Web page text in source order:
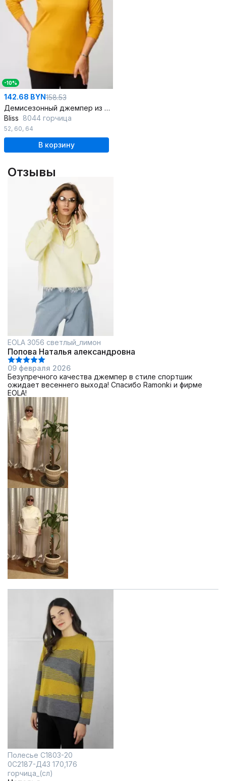
-10%
142.68 BYN158.53
Демисезонный джемпер из трикотажа на стойке
Bliss 8044 горчица
52, 60, 64
В корзину
Отзывы
EOLA 3056 светлый_лимон
Попова Наталья александровна
09 февраля 2026
Безупречного качества джемпер в стиле спортшик
ожидает весеннего выхода! Спасибо Ramonki и фирме
EOLA!
Полесье С1803-20
0С2187-Д43 170,176
горчица_(сл)